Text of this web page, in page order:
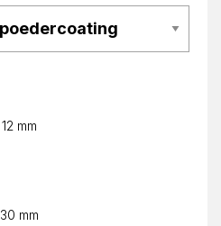
12 mm
30 mm